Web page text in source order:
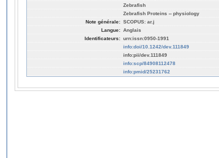
Zebrafish
Zebrafish Proteins -- physiology
Note générale: SCOPUS: ar.j
Langue: Anglais
Identificateurs: urn:issn:0950-1991
info:doi/10.1242/dev.111849
info:pii/dev.111849
info:scp/84908112478
info:pmid/25231762